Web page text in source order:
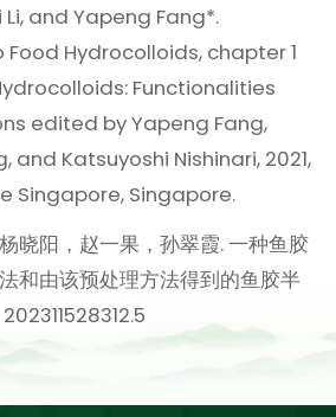
Li, and Yapeng Fang*.
Hydrocolloids, chapter 1
Functionalities
edited by Yapeng Fang,
and Katsuyoshi Nishinari, 2021,
Singapore, Singapore.
晓阳，赵一果，孙翠霞. 一种鱼胶
和由该预处理方法得到的鱼胶半